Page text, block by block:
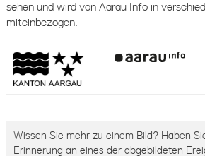
sehen und wird von Aarau Info in
miteinbezogen.
Wissen Sie mehr zu einem Bild? Haben
Erinnerung an eines der abgebildeten